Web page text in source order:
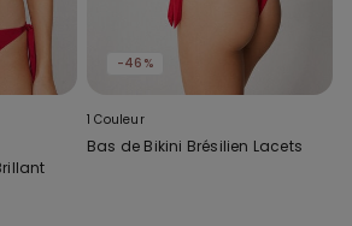
-46%
1 Couleur
Bas de Bikini Brésilien Lacets